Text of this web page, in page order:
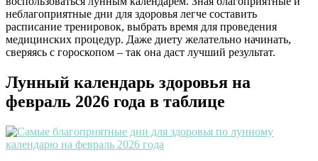
неблагоприятные дни для здоровья легче составить
расписание тренировок, выбрать время для проведения
медицинских процедур. Даже диету желательно начинать,
сверяясь с гороскопом – так она даст лучший результат.
Лунный календарь здоровья на
февраль 2026 года в таблице